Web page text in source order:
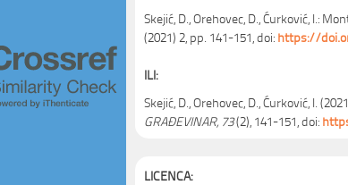
Skejić, D., Orehovec, D., Ćurković, I.:
(2021) 2, pp. 141-151, doi:https://
ILI:
Skejić, D., Orehovec, D., Ćurković, I.
GRAĐEVINAR, 73(2), 141-151, doi:
LICENCA: